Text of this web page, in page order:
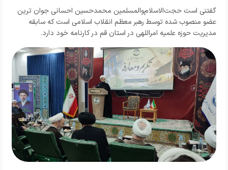
گفتنی است حجت‌الاسلام‌والمسلمین محمدحسین احسانی جوان ترین
عضو منصوب شده توسط رهبر معظم انقلاب اسلامی است که سابقه
مدیریت حوزه علمیه امراللهی در استان قم در کارنامه خود دارد.